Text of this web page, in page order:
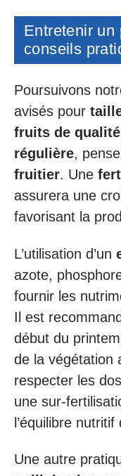
Entretenir un
conseils
Poursuivons
avisés pour
fruits de qualité
régulière,
fruitier. Une
assurera une
favorisant la
L’utilisation d’un
azote,
fournir les
Il est
début du
de la végétation
respecter les
une sur-
l’équilibre nutritif
Une autre